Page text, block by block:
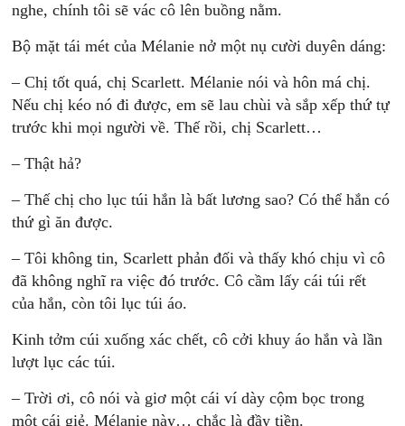
nghe, chính tôi sẽ vác cô lên buồng nằm.
Bộ mặt tái mét của Mélanie nở một nụ cười duyên dáng:
– Chị tốt quá, chị Scarlett. Mélanie nói và hôn má chị.
Nếu chị kéo nó đi được, em sẽ lau chùi và sắp xếp thứ tự
trước khi mọi người về. Thế rồi, chị Scarlett…
– Thật hả?
– Thế chị cho lục túi hắn là bất lương sao? Có thể hắn có
thứ gì ăn được.
– Tôi không tin, Scarlett phản đối và thấy khó chịu vì cô
đã không nghĩ ra việc đó trước. Cô cầm lấy cái túi rết
của hắn, còn tôi lục túi áo.
Kinh tởm cúi xuống xác chết, cô cởi khuy áo hắn và lần
lượt lục các túi.
– Trời ơi, cô nói và giơ một cái ví dày cộm bọc trong
một cái giẻ. Mélanie này… chắc là đầy tiền.